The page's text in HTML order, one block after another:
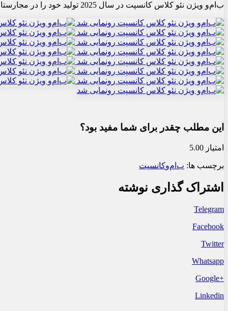
ب‌ام‌و ویژن نئو کلاس کانسپت در سال 2025 تولید خود را در مجارستان آغاز خواهد کرد.
این مطلب چقدر برای شما مفید بود؟
امتیاز 5.00
برچسب ها: ب‌ام‌وکانسپت
اشتراک گذاری نوشته
Telegram
Facebook
Twitter
Whatsapp
+Google
Linkedin